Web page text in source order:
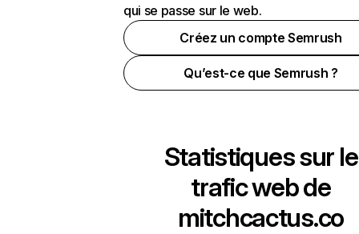
qui se passe sur le web.
Créez un compte Semrush
Qu’est-ce que Semrush ?
Statistiques sur le
trafic web de
mitchcactus.co